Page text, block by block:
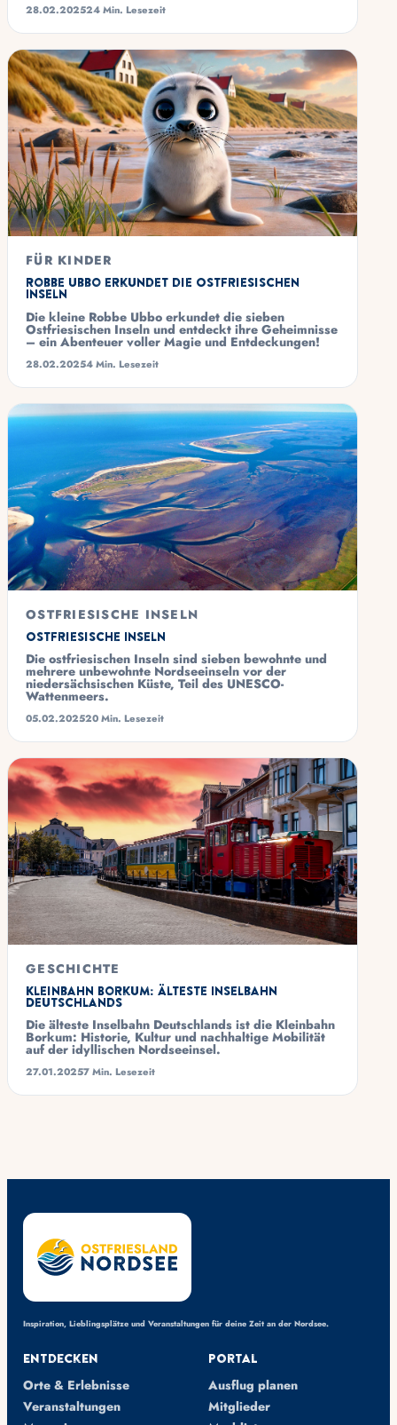
28.02.202524 Min. Lesezeit
FÜR KINDER
Robbe Ubbo erkundet die Ostfriesischen
Inseln
Die kleine Robbe Ubbo erkundet die sieben
Ostfriesischen Inseln und entdeckt ihre Geheimnisse
– ein Abenteuer voller Magie und Entdeckungen!
28.02.20254 Min. Lesezeit
OSTFRIESISCHE INSELN
Ostfriesische Inseln
Die ostfriesischen Inseln sind sieben bewohnte und
mehrere unbewohnte Nordseeinseln vor der
niedersächsischen Küste, Teil des UNESCO-
Wattenmeers.
05.02.202520 Min. Lesezeit
GESCHICHTE
Kleinbahn Borkum: Älteste Inselbahn
Deutschlands
Die älteste Inselbahn Deutschlands ist die Kleinbahn
Borkum: Historie, Kultur und nachhaltige Mobilität
auf der idyllischen Nordseeinsel.
27.01.20257 Min. Lesezeit
Inspiration, Lieblingsplätze und Veranstaltungen für deine Zeit an der Nordsee.
Entdecken
Orte & Erlebnisse
Veranstaltungen
Portal
Ausflug planen
Mitglieder